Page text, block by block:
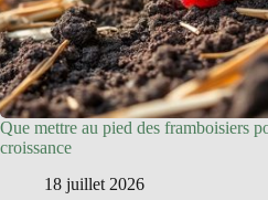
Que mettre au pied des framboisiers
croissance
18 juillet 2026